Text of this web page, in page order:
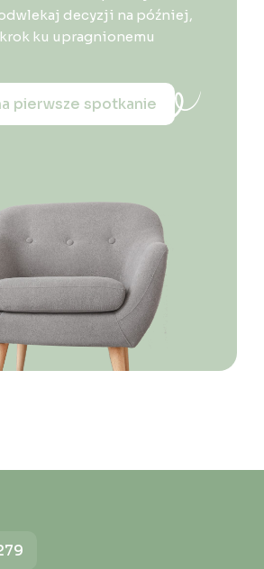
decyzji na później,
ku upragnionemu
pierwsze spotkanie